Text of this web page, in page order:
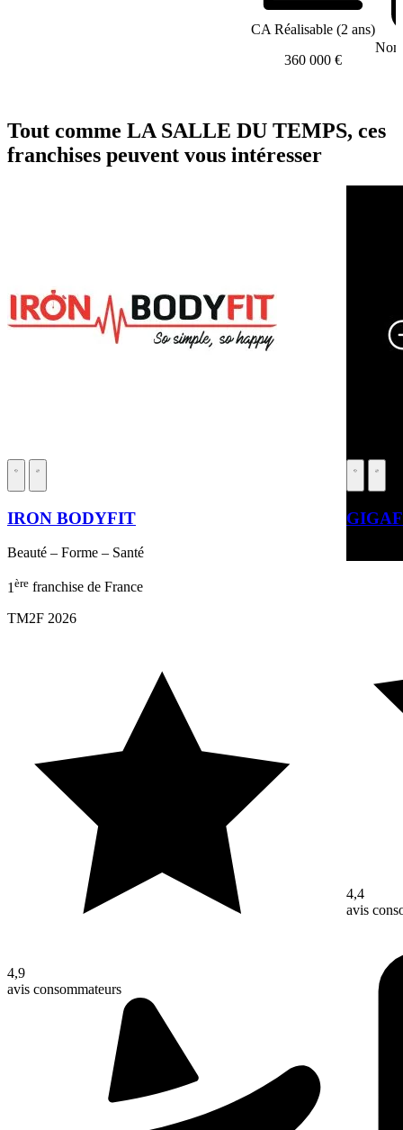
CA Réalisable (2 ans)
360 000 €
Tout comme LA SALLE DU TEMPS, ces
franchises peuvent vous intéresser
IRON BODYFIT
Beauté – Forme – Santé
1 ère franchise de France
TM2F 2026
4,9
avis consommateurs
4,4
avis